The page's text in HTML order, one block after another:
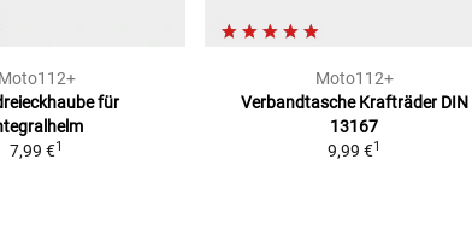
Moto112+
für
7,99 €1
Moto112+
Verbandtasche Krafträder DIN
13167
9,99 €1